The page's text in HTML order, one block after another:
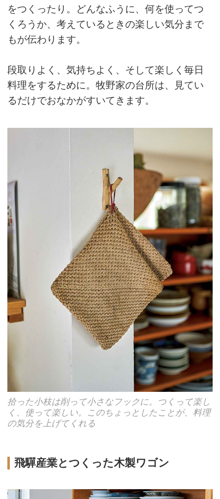
をつくったり。どんなふうに、何を使ってつ
くろうか、考えているときの楽しい気分まで
もが伝わります。
段取りよく、気持ちよく、そして楽しく毎日
料理をするために。牧野家の台所は、見てい
るだけでおなかがすいてきます。
拾った小枝は削って小さなフックに。つくって楽し
く、使って楽しい。このちょっとしたことが、料理
の気分を上げてくれる
飛驒産業とつくった木製ワゴン